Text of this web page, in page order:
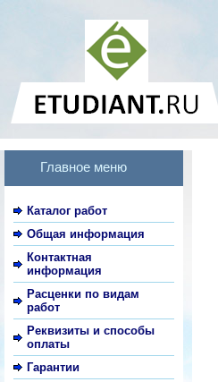
Главное меню
Каталог работ
Общая информация
Контактная
информация
Расценки по видам
работ
Реквизиты и способы
оплаты
Гарантии